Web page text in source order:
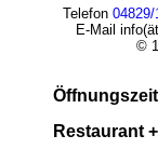
Telefon04829/
E-Mail
©
Restaurant